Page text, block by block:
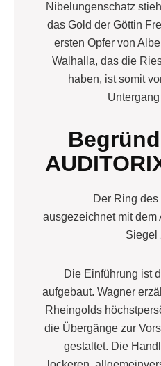
Nibelungenschatz
das Gold der Göttin
ersten Opfer von
Walhalla, das die
haben, ist somit
Der Ring
ausgezeichnet mit
Siegel
Die Einführung ist
aufgebaut. Wagner
Rheingolds
die Übergänge zur
gestaltet. Die